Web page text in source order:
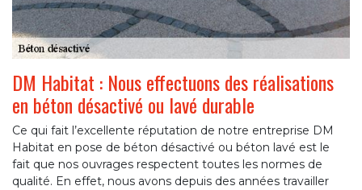
DM Habitat : Nous effectuons des réalisations
en béton désactivé ou lavé durable
Ce qui fait l’excellente réputation de notre entreprise DM
Habitat en pose de béton désactivé ou béton lavé est le
fait que nos ouvrages respectent toutes les normes de
qualité. En effet, nous avons depuis des années travailler